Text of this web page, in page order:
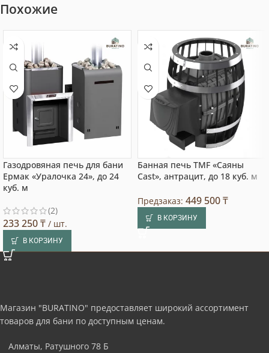
Похожие
Газодровяная печь для бани
Ермак «Уралочка 24», до 24
куб. м
(2)
233 250₸ / шт.
В КОРЗИНУ
Банная печь TMF «Саяны
Cast», антрацит, до 18 куб. м
Предзаказ: 449 500₸
В КОРЗИНУ
Магазин "BURATINO" предоставляет широкий ассортимент
товаров для бани по доступным ценам.
Алматы, Ратушного 78 Б